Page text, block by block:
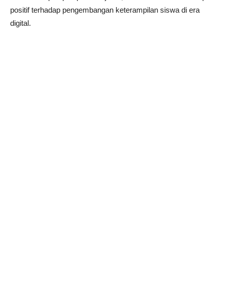
positif terhadap pengembangan keterampilan siswa di era
digital.